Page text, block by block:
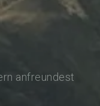
anfreundest